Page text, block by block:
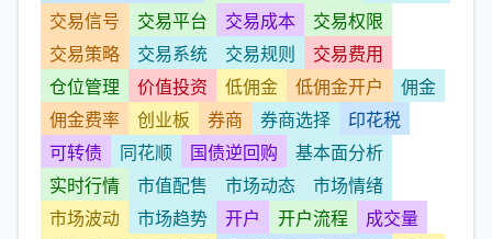
交易信号
交易平台 交易成本
交易权限
交易策略
交易系统 交易规则
交易费用
仓位管理
价值投资 低佣金 低佣金开户
佣金
佣金费率
创业板 券商 券商选择
印花税
可转债
同花顺 国债逆回购
基本面分析
实时行情
市值配售 市场动态
市场情绪
市场波动
市场趋势 开户 开户流程
成交量